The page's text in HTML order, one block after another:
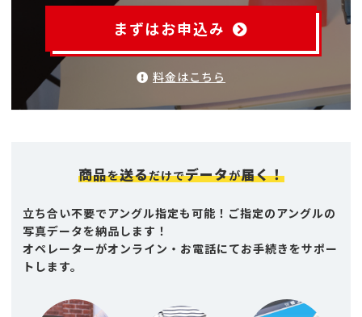
まずはお申込み
料金はこちら
商品を送るだけでデータが届く！
立ち合い不要でアングル指定も可能！ご指定のアングルの
写真データを納品します！
オペレーターがオンライン・お電話にてお手続きをサポー
トします。